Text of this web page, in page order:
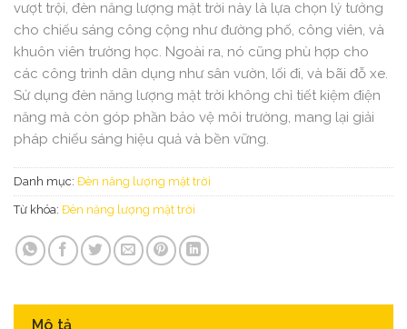
vượt trội, đèn năng lượng mặt trời này là lựa chọn lý tưởng
cho chiếu sáng công cộng như đường phố, công viên, và
khuôn viên trường học. Ngoài ra, nó cũng phù hợp cho
các công trình dân dụng như sân vườn, lối đi, và bãi đỗ xe.
Sử dụng đèn năng lượng mặt trời không chỉ tiết kiệm điện
năng mà còn góp phần bảo vệ môi trường, mang lại giải
pháp chiếu sáng hiệu quả và bền vững.
Danh mục: Đèn năng lượng mặt trời
Từ khóa: Đèn năng lượng mặt trời
Mô tả